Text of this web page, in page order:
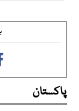
پاکستان